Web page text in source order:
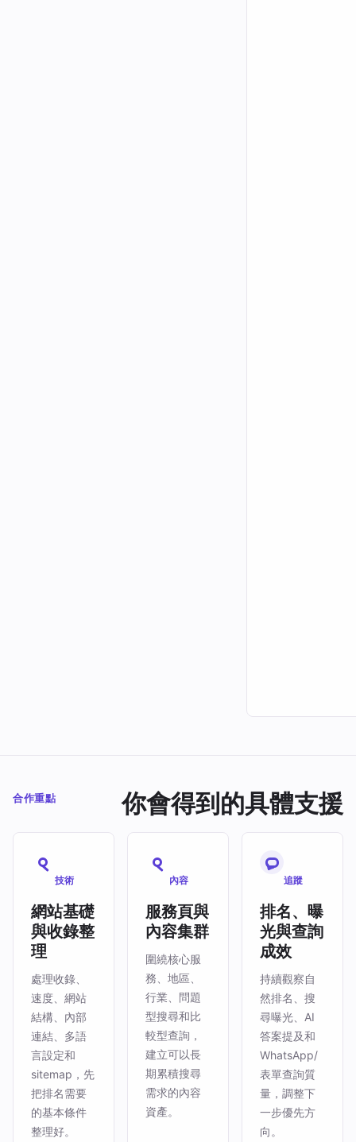
合作重點 你會得到的具體支援
技術
網站基礎
與收錄整
理
處理收錄、
速度、網站
結構、內部
連結、多語
言設定和
sitemap，先
把排名需要
的基本條件
整理好。
內容
服務頁與
內容集群
圍繞核心服
務、地區、
行業、問題
型搜尋和比
較型查詢，
建立可以長
期累積搜尋
需求的內容
資產。
追蹤
排名、曝
光與查詢
成效
持續觀察自
然排名、搜
尋曝光、AI
答案提及和
WhatsApp/
表單查詢質
量，調整下
一步優先方
向。